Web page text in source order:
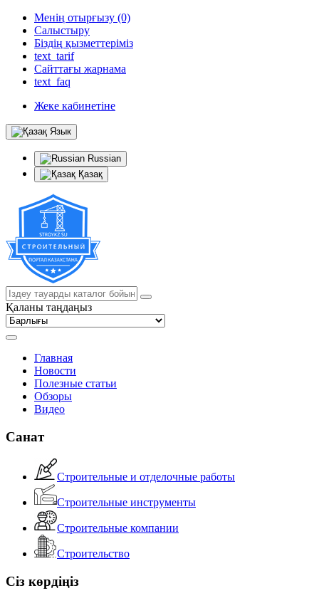
Менің отырғызу (0)
Салыстыру
Біздің қызметтеріміз
text_tarif
Сайттағы жарнама
text_faq
Жеке кабинетіне
Язык
Russian
Қазақ
Қаланы таңдаңыз
Главная
Новости
Полезные статьи
Обзоры
Видео
Санат
Строительные и отделочные работы
Строительные инструменты
Строительные компании
Строительство
Сіз көрдіңіз